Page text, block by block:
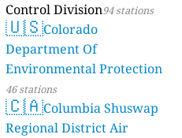
Control Division94 stations
🇺🇸Colorado
Department Of
Environmental Protection
46 stations
🇨🇦Columbia Shuswap
Regional District Air